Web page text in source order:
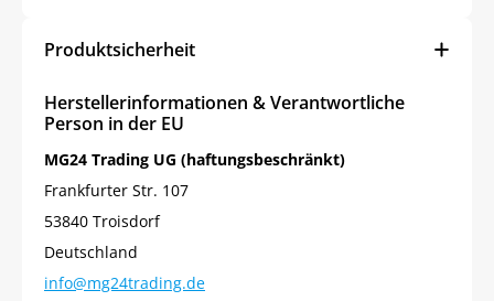
Produktsicherheit
Herstellerinformationen & Verantwortliche
Person in der EU
MG24 Trading UG (haftungsbeschränkt)
Frankfurter Str. 107
53840 Troisdorf
Deutschland
info@mg24trading.de